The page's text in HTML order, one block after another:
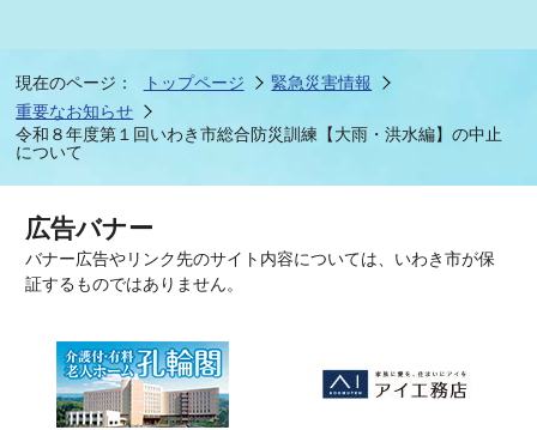
現在のページ： トップページ
緊急災害情報
重要なお知らせ
令和８年度第１回いわき市総合防災訓練【大雨・洪水編】の中止
について
広告バナー
バナー広告やリンク先のサイト内容については、いわき市が保
証するものではありません。